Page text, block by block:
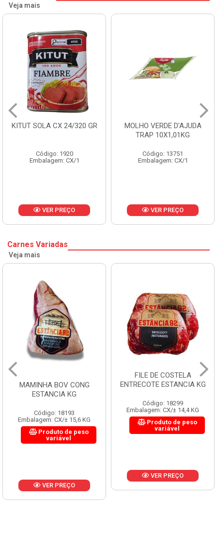
Veja mais
KITUT SOLA CX 24/320 GR
Código: 1920
Embalagem: CX/1
VER PREÇO
MOLHO VERDE D'AJUDA
TRAP 10X1,01KG
Código: 13751
Embalagem: CX/1
VER PREÇO
Carnes Variadas
Veja mais
MAMINHA BOV CONG
ESTANCIA KG
Código: 18193
Embalagem: CX/± 15,6 KG
Produto de peso
variável
VER PREÇO
FILE DE COSTELA
ENTRECOTE ESTANCIA KG
Código: 18299
Embalagem: CX/± 14,4 KG
Produto de peso
variável
VER PREÇO